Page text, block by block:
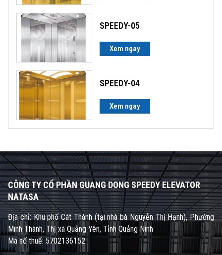
SPEEDY-05
Xem ngay
SPEEDY-04
Xem ngay
CÔNG TY CỔ PHẦN GUANG DONG SPEEDY ELEVATOR
NATASA
Địa chỉ: Khu phố Cát Thành (tại nhà bà Nguyễn Thị Hạnh), Phường
Minh Thành, Thị xã Quảng Yên, Tỉnh Quảng Ninh
Mã số thuế: 5702136152